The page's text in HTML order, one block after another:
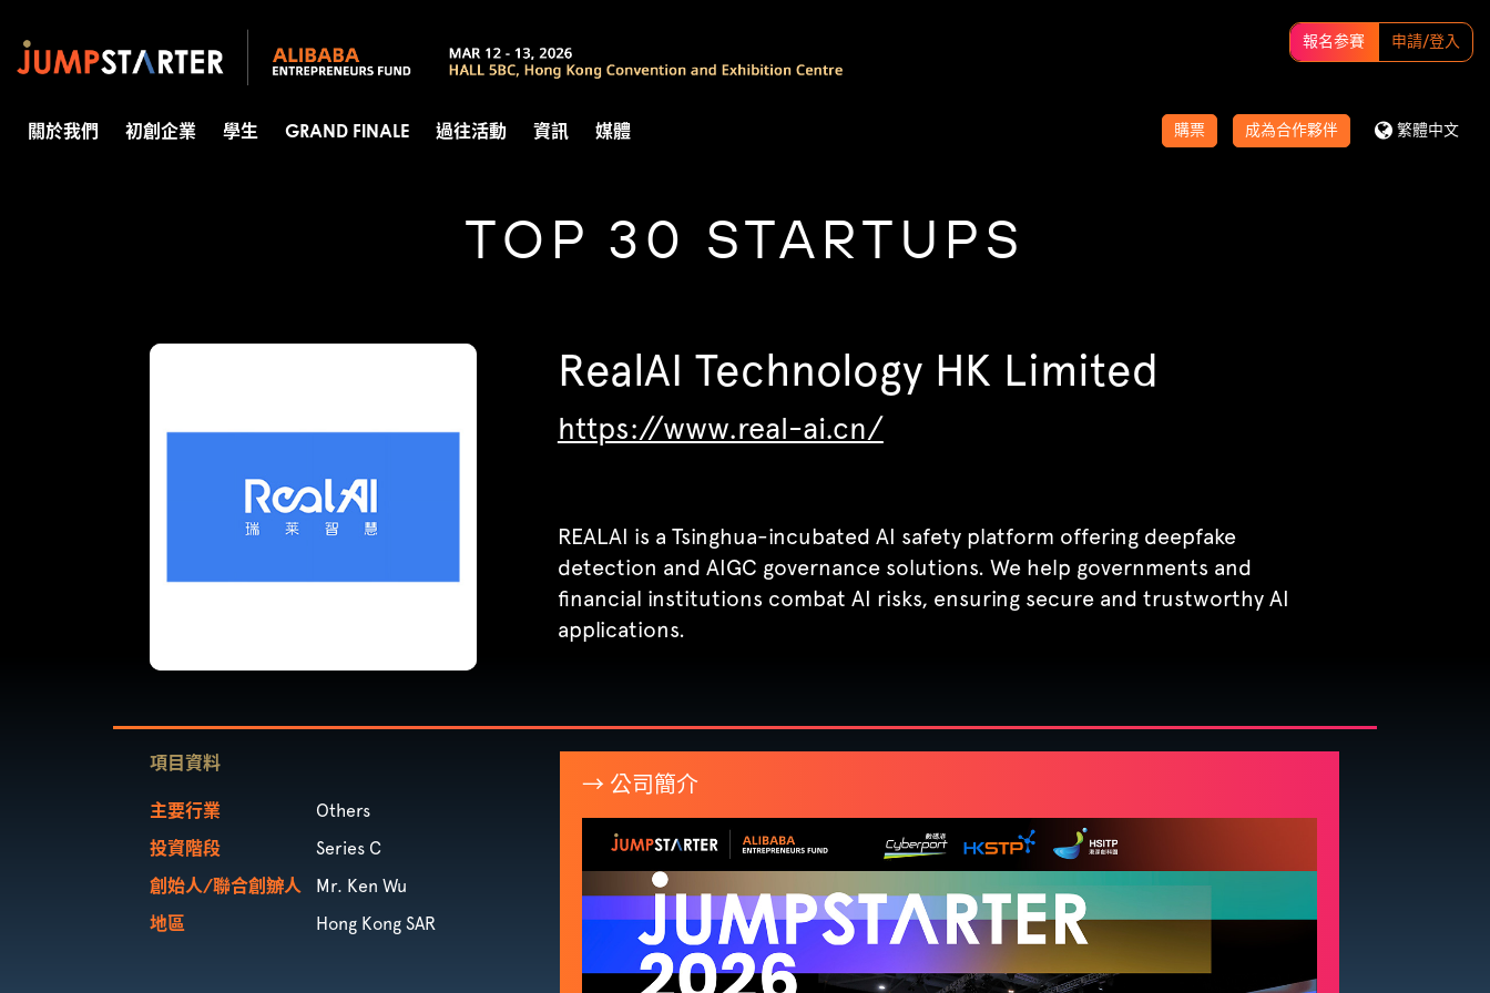
報名参賽 申請/登入
購票 成為合作夥伴 繁體中文
關於我們 初創企業 學生 GRAND FINALE 過往活動 資訊 媒體
TOP 30 STARTUPS
RealAI Technology HK Limited
https://www.real-ai.cn/
REALAI is a Tsinghua-incubated AI safety platform offering deepfake
detection and AIGC governance solutions. We help governments and
financial institutions combat AI risks, ensuring secure and trustworthy AI
applications.
項目資料
主要行業
Others
投資階段
Series C
創始人/聯合創辧人
Mr. Ken Wu
地區
Hong Kong SAR
→ 公司簡介